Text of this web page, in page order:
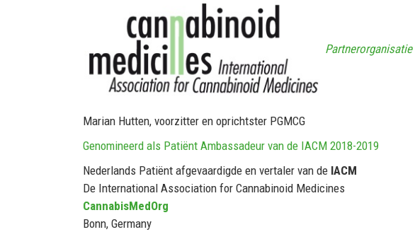
Partnerorganisatie
Marian Hutten, voorzitter en oprichtster PGMCG
Genomineerd als Patiënt Ambassadeur van de IACM 2018-2019
Nederlands Patiënt afgevaardigde en vertaler van de IACM
De International Association for Cannabinoid Medicines
CannabisMedOrg
Bonn, Germany